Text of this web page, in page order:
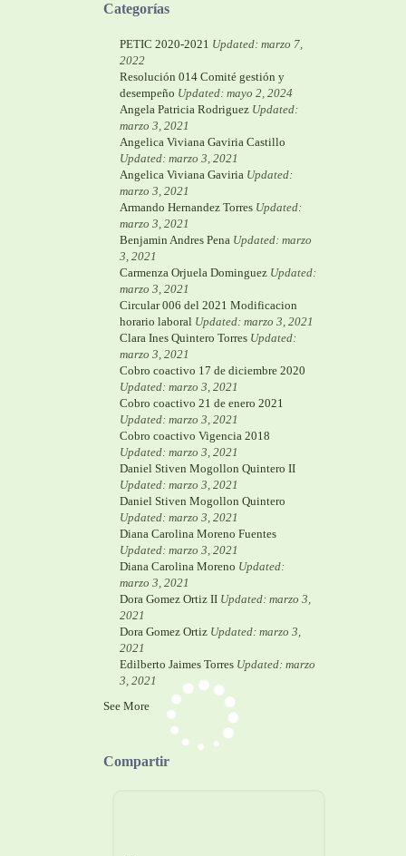
Categorías
PETIC 2020-2021 Updated: marzo 7,
2022
Resolución 014 Comité gestión y
desempeño Updated: mayo 2, 2024
Angela Patricia Rodriguez Updated:
marzo 3, 2021
Angelica Viviana Gaviria Castillo
Updated: marzo 3, 2021
Angelica Viviana Gaviria Updated:
marzo 3, 2021
Armando Hernandez Torres Updated:
marzo 3, 2021
Benjamin Andres Pena Updated: marzo
3, 2021
Carmenza Orjuela Dominguez Updated:
marzo 3, 2021
Circular 006 del 2021 Modificacion
horario laboral Updated: marzo 3, 2021
Clara Ines Quintero Torres Updated:
marzo 3, 2021
Cobro coactivo 17 de diciembre 2020
Updated: marzo 3, 2021
Cobro coactivo 21 de enero 2021
Updated: marzo 3, 2021
Cobro coactivo Vigencia 2018
Updated: marzo 3, 2021
Daniel Stiven Mogollon Quintero II
Updated: marzo 3, 2021
Daniel Stiven Mogollon Quintero
Updated: marzo 3, 2021
Diana Carolina Moreno Fuentes
Updated: marzo 3, 2021
Diana Carolina Moreno Updated:
marzo 3, 2021
Dora Gomez Ortiz II Updated: marzo 3,
2021
Dora Gomez Ortiz Updated: marzo 3,
2021
Edilberto Jaimes Torres Updated: marzo
3, 2021
See More
Compartir